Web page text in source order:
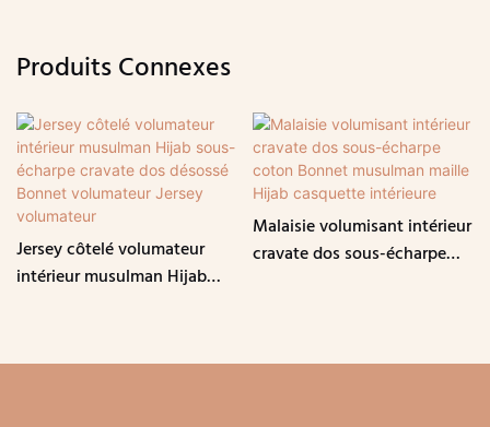
Produits Connexes
Jersey côtelé volumateur
intérieur musulman Hijab
Jersey volumateur
Malaisie volumisant intérieur
cravate dos sous-écharpe